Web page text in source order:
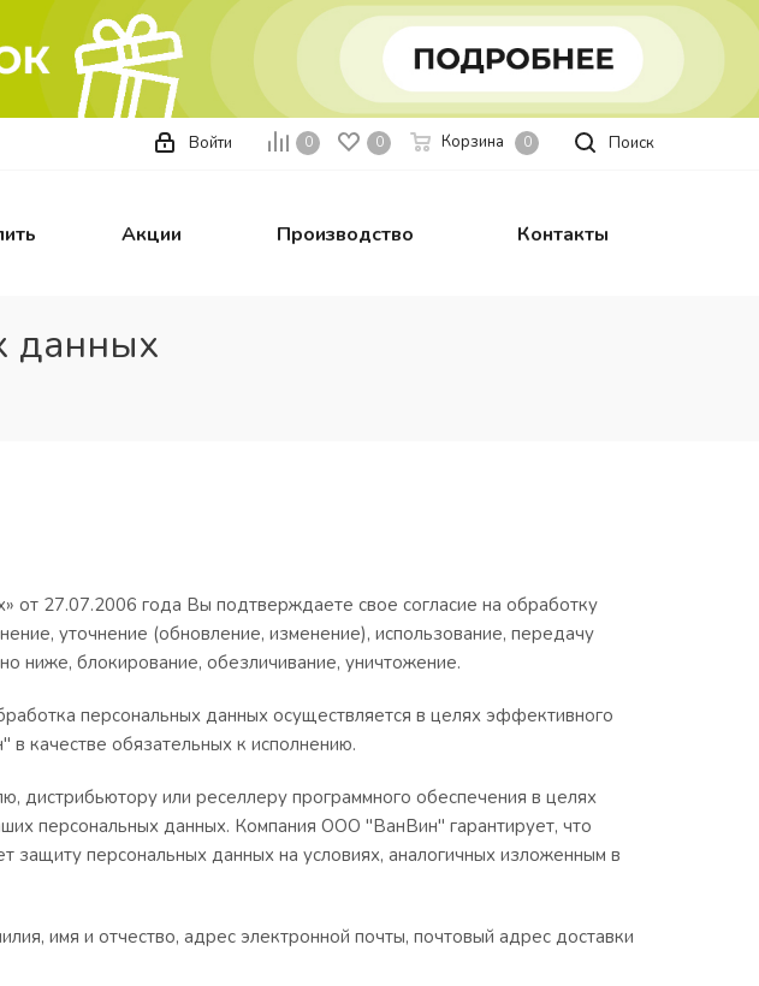
Поиск
0 0 Корзина 0
Войти
Акции Производство Контакты
данных
27.07.2006 года Вы подтверждаете свое согласие на обработку
уточнение (обновление, изменение), использование, передачу
ниже, блокирование, обезличивание, уничтожение.
персональных данных осуществляется в целях эффективного
качестве обязательных к исполнению.
дистрибьютору или реселлеру программного обеспечения в целях
персональных данных. Компания ООО "ВанВин" гарантирует, что
персональных данных на условиях, аналогичных изложенным в
имя и отчество, адрес электронной почты, почтовый адрес доставки